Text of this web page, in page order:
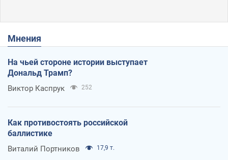
Мнения
На чьей стороне истории выступает
Дональд Трамп?
Виктор Каспрук 252
Как противостоять российской
баллистике
Виталий Портников 17,9 т.